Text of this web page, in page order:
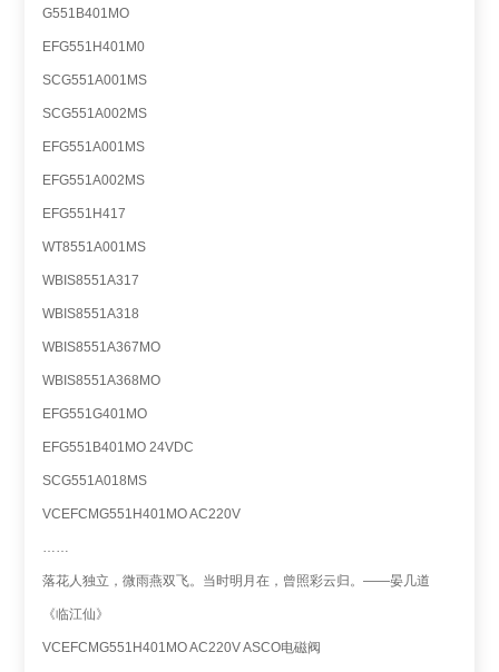
G551B401MO
EFG551H401M0
SCG551A001MS
SCG551A002MS
EFG551A001MS
EFG551A002MS
EFG551H417
WT8551A001MS
WBIS8551A317
WBIS8551A318
WBIS8551A367MO
WBIS8551A368MO
EFG551G401MO
EFG551B401MO 24VDC
SCG551A018MS
VCEFCMG551H401MO AC220V
……
落花人独立，微雨燕双飞。当时明月在，曾照彩云归。——晏几道
《临江仙》
VCEFCMG551H401MO AC220V ASCO电磁阀